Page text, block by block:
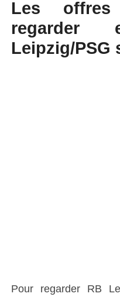
Les
regarder
Leipzig/PSG
Pour regarder RB